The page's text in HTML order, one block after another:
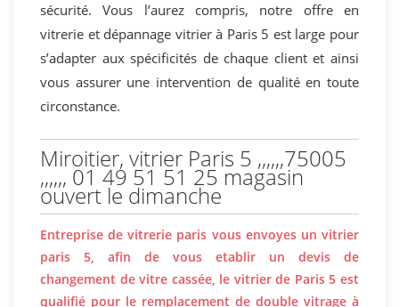
sécurité. Vous l’aurez compris, notre offre en
vitrerie et dépannage vitrier à Paris 5 est large pour
s’adapter aux spécificités de chaque client et ainsi
vous assurer une intervention de qualité en toute
circonstance.
Miroitier, vitrier Paris 5 ,,,,,,75005
,,,,,, 01 49 51 51 25 magasin
ouvert le dimanche
Entreprise de vitrerie paris vous envoyes un vitrier
paris 5, afin de vous etablir un devis de
changement de vitre cassée, le vitrier de Paris 5 est
qualifié pour le remplacement de double vitrage à